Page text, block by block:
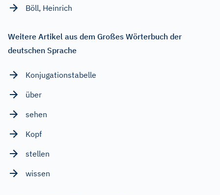
Böll, Heinrich
Weitere Artikel aus dem Großes Wörterbuch der
deutschen Sprache
Konjugationstabelle
über
sehen
Kopf
stellen
wissen